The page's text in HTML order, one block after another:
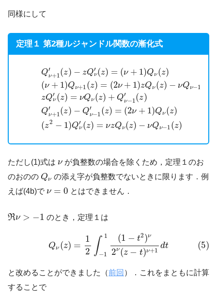
同様にして
定理１ 第2種ルジャンドル関数の漸化式
Q′
ν+1(z) − zQ′
ν(z) = (ν + 1)Qν (z)
(ν + 1)Qν+1(z) = (2ν + 1)zQν (z) − νQν−1
zQ′
ν (z) = νQν (z) + Q′
ν−1(z)
Q′
ν+1(z) − Q′
ν−1(z) = (2ν + 1)Qν (z)
(z2 − 1)Q′
ν (z) = νzQν(z) − νQν−1(z)
ν+1 z) − ′(z) = (ν ) ν z)(4b)( ν+
ただし(1)式は ν
νが負整数の場合を除くため，定理１のお
のおのの Qν
Q
の添え字が負整数でないときに限ります．例
えば(4b)で ν = 0
ν とはできません．
Rν > −1
Rν>− のとき，定理１は
Qν (z) =
1
2
∫ 1
−1
(1 − t2)ν
2ν(z − t)ν+1
dt (5)
− 1(1 2) ν(z−
と改めることができました（前回 ）．これをまともに計算
することで